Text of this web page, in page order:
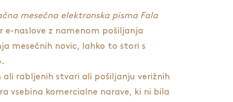
mesečna elektronska pisma Fala
naslove z namenom pošiljanja
mesečnih novic, lahko to stori s
rabljenih stvari ali pošiljanju verižnih
vsebina komercialne narave, ki ni bila